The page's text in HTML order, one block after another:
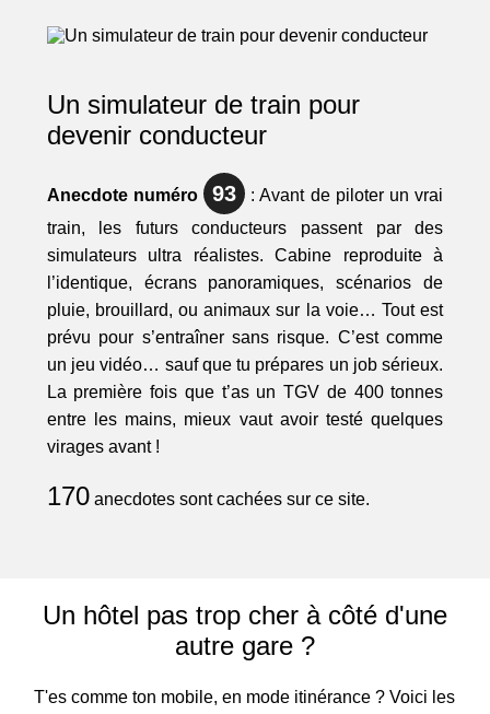
Un simulateur de train pour
devenir conducteur
Anecdote numéro 93
: Avant de piloter un vrai
train, les futurs conducteurs passent par des
simulateurs ultra réalistes. Cabine reproduite à
l’identique, écrans panoramiques, scénarios de
pluie, brouillard, ou animaux sur la voie… Tout est
prévu pour s’entraîner sans risque. C’est comme
un jeu vidéo… sauf que tu prépares un job sérieux.
La première fois que t’as un TGV de 400 tonnes
entre les mains, mieux vaut avoir testé quelques
virages avant !
170anecdotes sont cachées sur ce site.
Un hôtel pas trop cher à côté d'une
autre gare ?
T'es comme ton mobile, en mode itinérance ? Voici les